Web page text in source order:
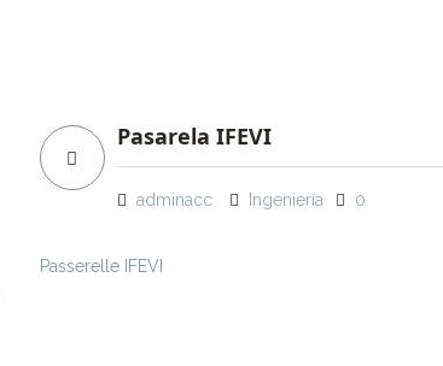
Pasarela IFEVI
adminacc Ingeniería 0
Passerelle IFEVI